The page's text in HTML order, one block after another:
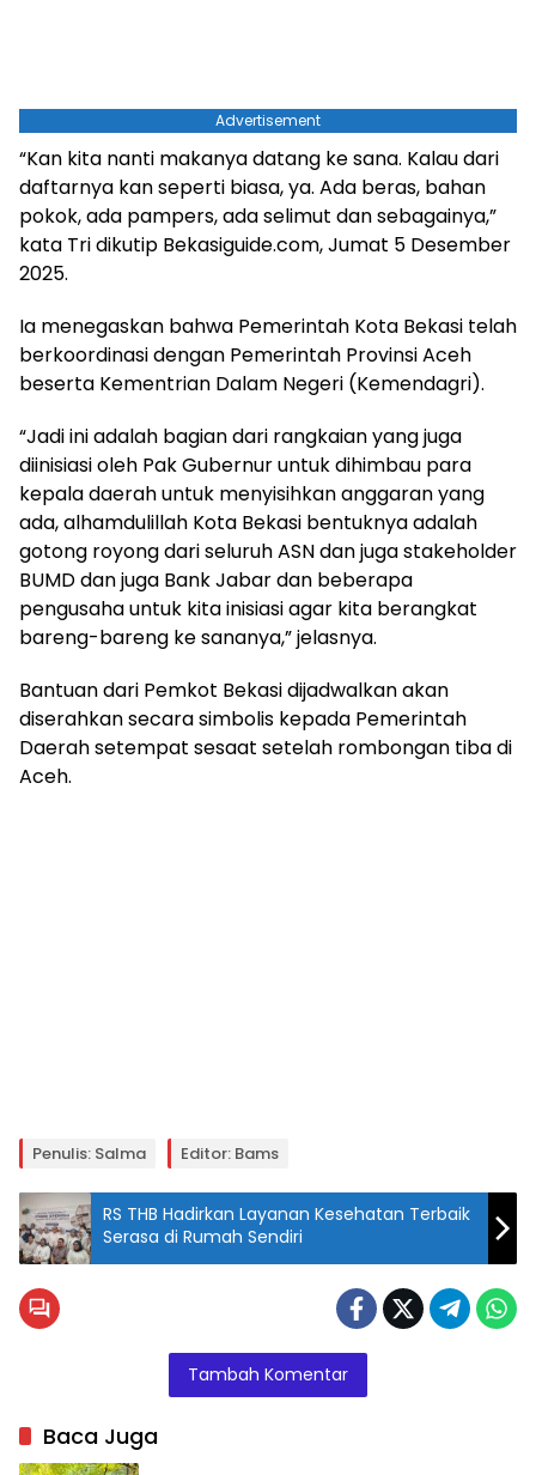
Advertisement
“Kan kita nanti makanya datang ke sana. Kalau dari
daftarnya kan seperti biasa, ya. Ada beras, bahan
pokok, ada pampers, ada selimut dan sebagainya,”
kata Tri dikutip Bekasiguide.com, Jumat 5 Desember
2025.
Ia menegaskan bahwa Pemerintah Kota Bekasi telah
berkoordinasi dengan Pemerintah Provinsi Aceh
beserta Kementrian Dalam Negeri (Kemendagri).
“Jadi ini adalah bagian dari rangkaian yang juga
diinisiasi oleh Pak Gubernur untuk dihimbau para
kepala daerah untuk menyisihkan anggaran yang
ada, alhamdulillah Kota Bekasi bentuknya adalah
gotong royong dari seluruh ASN dan juga stakeholder
BUMD dan juga Bank Jabar dan beberapa
pengusaha untuk kita inisiasi agar kita berangkat
bareng-bareng ke sananya,” jelasnya.
Bantuan dari Pemkot Bekasi dijadwalkan akan
diserahkan secara simbolis kepada Pemerintah
Daerah setempat sesaat setelah rombongan tiba di
Aceh.
Penulis: Salma Editor: Bams
RS THB Hadirkan Layanan Kesehatan Terbaik
Serasa di Rumah Sendiri
Tambah Komentar
Baca Juga